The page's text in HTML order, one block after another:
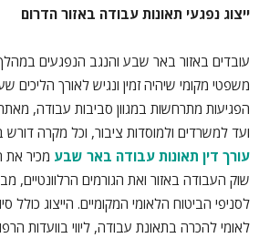
ייצוג נפגעי תאונות עבודה באזור הדרום
עובדים באזור באר שבע והנגב הנפגעים במהלך
משפטי מקומי שיהיה זמין ונגיש לאורך הליכים
הפגיעות מתרחשות במגוון סביבות עבודה,
ועד למשרדים ולמוסדות ציבור, וכל מקרה דורש
עורך דין תאונות עבודה באר שבע מכיר את
שוק העבודה באזור ואת הגורמים הרלוונטיים,
לסניפי הביטוח הלאומי המקומיים. הייצוג
לאומי להכרה בתאונת עבודה, ליווי בוועדות